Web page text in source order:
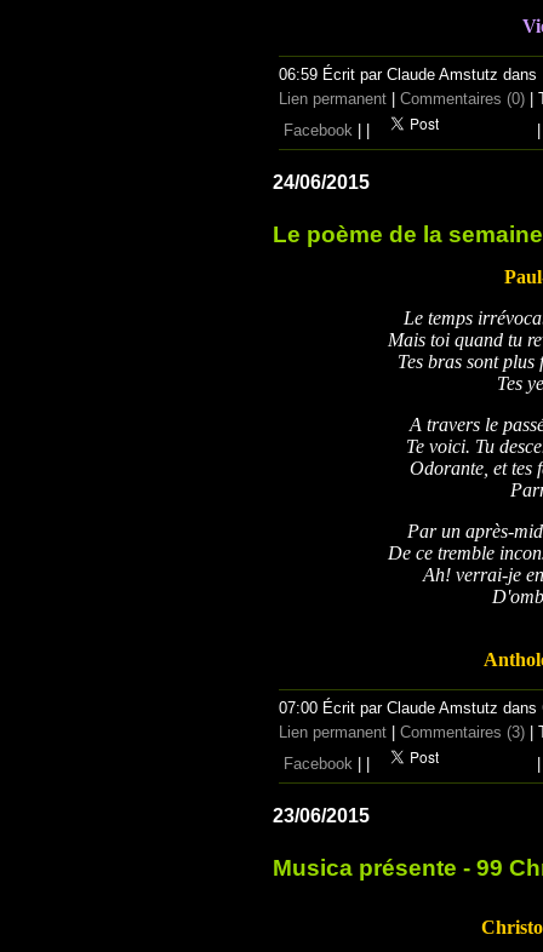
06:59 Écrit par Claude Amstutz dans
Lien permanent
Commentaires (0) |
Facebook
24/06/2015
Le poème de la semaine
Le temps
Mais toi quand tu
Tes bras sont
Tes
A travers le
Te voici. Tu
Odorante, et tes
Par un après-
De ce tremble
Ah! verrai-je
07:00 Écrit par Claude Amstutz dans
Lien permanent
Commentaires (3) |
Facebook
23/06/2015
Musica présente - 99